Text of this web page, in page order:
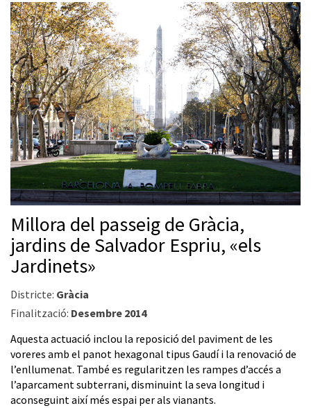
Millora del passeig de Gràcia,
jardins de Salvador Espriu, «els
Jardinets»
Districte: Gràcia
Finalització: Desembre 2014
Aquesta actuació inclou la reposició del paviment de les
voreres amb el panot hexagonal tipus Gaudí i la renovació de
l’enllumenat. També es regularitzen les rampes d’accés a
l’aparcament subterrani, disminuint la seva longitud i
aconseguint així més espai per als vianants.